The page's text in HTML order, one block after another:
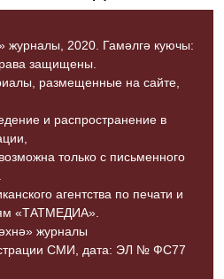
журналы, 2020. Гамәлгә куючы:
защищены.
размещенные на сайте,
и распространение в
только с письменного
агентства по печати и
«ТАТМЕДИА».
журналы
СМИ, дата: ЭЛ № ФС77